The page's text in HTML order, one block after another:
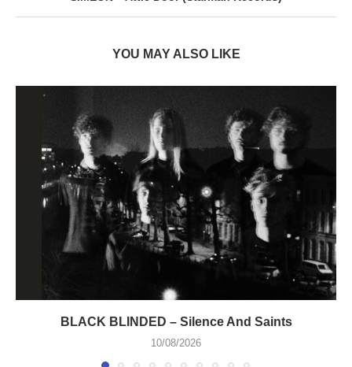
YOU MAY ALSO LIKE
BLACK BLINDED – Silence And Saints
10/08/2026